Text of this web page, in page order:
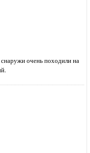
очень походили на